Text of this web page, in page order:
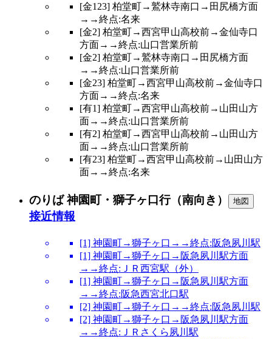
[金123] 柏堂町→鷲林寺南口→田尻橋方面
→→終点:名来
[金2] 柏堂町→西宮甲山高校前→金仙寺口
方面→→終点:山口営業所前
[金2] 柏堂町→鷲林寺南口→田尻橋方面
→→終点:山口営業所前
[金23] 柏堂町→西宮甲山高校前→金仙寺口
方面→→終点:名来
[有1] 柏堂町→西宮甲山高校前→山田山方
面→→終点:山口営業所前
[有2] 柏堂町→西宮甲山高校前→山田山方
面→→終点:山口営業所前
[有23] 柏堂町→西宮甲山高校前→山田山方
面→→終点:名来
のりば 神園町・獅子ヶ口行（南向き） 地図
接近情報
[1] 神園町→獅子ヶ口→→終点:阪急夙川駅
[1] 神園町→獅子ヶ口→阪急夙川駅方面
→→終点:ＪＲ西宮駅（外）
[1] 神園町→獅子ヶ口→阪急夙川駅方面
→→終点:阪急西宮北口駅
[2] 神園町→獅子ヶ口→→終点:阪急夙川駅
[2] 神園町→獅子ヶ口→阪急夙川駅方面
→→終点:ＪＲさくら夙川駅